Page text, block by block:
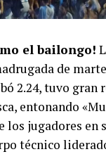
el bailongo!
de
2.24, tuvo
entonando
jugadores en
técnico